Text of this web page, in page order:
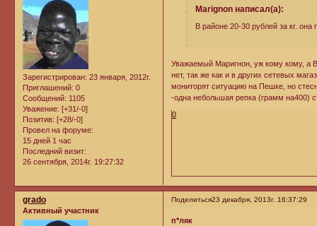
Зарегистрирован: 23 января, 2012г.
Приглашений: 0
Сообщений: 1105
Уважение: [+31/-0]
Позитив: [+28/-0]
Провел на форуме:
15 дней 1 час
Последний визит:
26 сентября, 2014г. 19:27:32
Marignon написал(а):
В районе 20-30 рублей за кг. она
Уважаемый Маригнон, уж кому кому, а
нет, так же как и в других сетевых
мониторят ситуацию на Пешке, но
-одна небольшая репка (грамм на400)
0
Поделиться23 декабря, 2013г. 16:37:29
grado
Активный участник
п*ляк